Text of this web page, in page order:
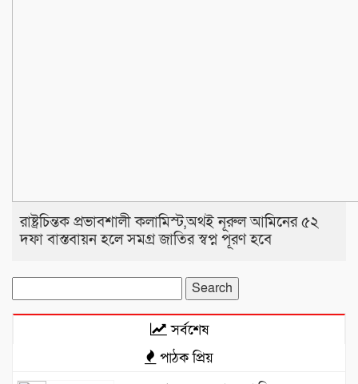
রাষ্ট্রচিন্তক প্রভাবশালী কলামিস্ট,অথই নূরুল আমিনের ৫২
দফা বাস্তবায়ন হলে সমগ্র জাতির স্বপ্ন পূরণ হবে
for:
সর্বশেষ
পাঠক প্রিয়